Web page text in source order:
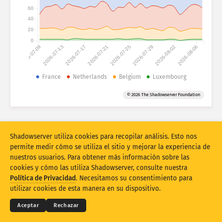
Estadísticas de ataques: dispositivos
Países
Conjunto de datos
Etiqueta
Stacking Apilados Superpuestos
Actualizar Restablecer
Descargar como PNG
2026-07-092026-07-132026-07-17 2026-07-212026-07-252026-07-292026-08-022026-08-06
0
20
40
60
France Netherlands Belgium Luxembourg
© 2026 The Shadowserver Foundation
© 2026THE SHADOWSERVER FOUNDATION
Términos y Privacidad
Póngase en contacto con nosotros
Créditos
Shadowserver utiliza cookies para recopilar análisis. Esto nos
permite medir cómo se utiliza el sitio y mejorar la experiencia de
nuestros usuarios. Para obtener más información sobre las
cookies y cómo las utiliza Shadowserver, consulte nuestra
Política de Privacidad. Necesitamos su consentimiento para
utilizar cookies de esta manera en su dispositivo.
Aceptar Rechazar